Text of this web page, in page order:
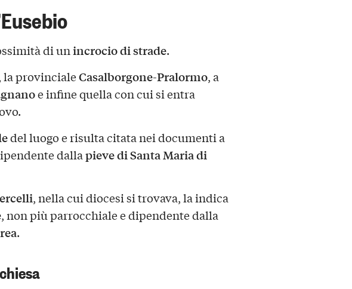
di unincrocio di strade.
la provincialeCasalborgone-Pralormo, a
e infine quella con cui si entra
del luogo e risulta citata nei documenti a
dallapieve di Santa Maria di
, nella cui diocesi si trovava, la indica
, non più parrocchiale e dipendente dalla
.